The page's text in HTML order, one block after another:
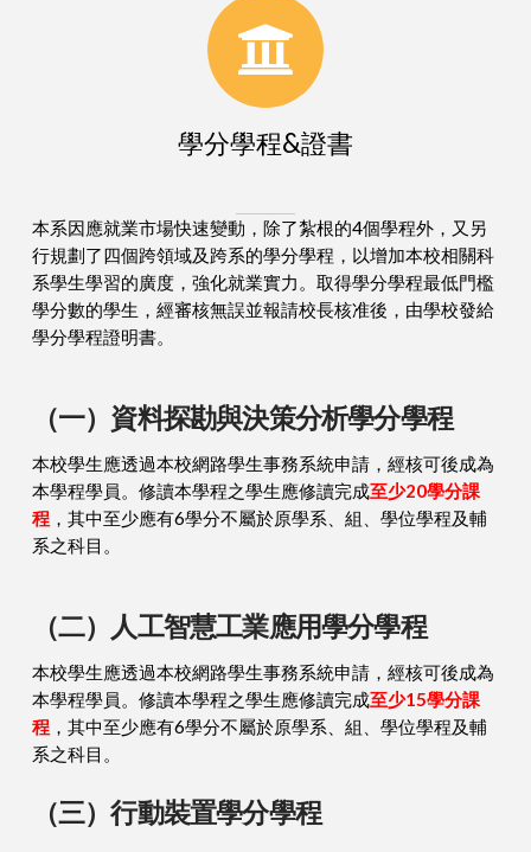
學分學程&證書
本系因應就業市場快速變動，除了紮根的4個學程外，又另
行規劃了四個跨領域及跨系的學分學程，以增加本校相關科
系學生學習的廣度，強化就業實力。取得學分學程最低門檻
學分數的學生，經審核無誤並報請校長核准後，由學校發給
學分學程證明書。
（一）資料探勘與決策分析學分學程
本校學生應透過本校網路學生事務系統申請，經核可後成為
本學程學員。修讀本學程之學生應修讀完成至少20學分課
程，其中至少應有6學分不屬於原學系、組、學位學程及輔
系之科目。
（二） 人工智慧工業應用學分學程
本校學生應透過本校網路學生事務系統申請，經核可後成為
本學程學員。修讀本學程之學生應修讀完成至少15學分課
程，其中至少應有6學分不屬於原學系、組、學位學程及輔
系之科目。
（三）行動裝置學分學程